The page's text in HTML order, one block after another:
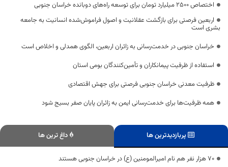
اختصاص 2500 میلیارد تومان برای توسعه راه‌های دوبانده خراسان جنوبی
اربعین فرصتی برای بازگشت عقلانیت و اصول فراموش‌شده انسانیت به جامعه
بشری است
خراسان جنوبی در خدمت‌رسانی به زائران اربعین، الگوی همدلی و اخلاص است
استفاده از ظرفیت پیمانکاران و تأمین‌کنندگان بومی استان
ظرفیت معدنی خراسان جنوبی فرصتی برای جهش اقتصادی
همه ظرفیت‌ها برای خدمت‌رسانی ایمن به زائران پایان صفر بسیج شود
پربازدیدترین ها داغ ترین ها
۷۰ هزار نفر هم نام امیرالمومنین (ع) در خراسان جنوبی هستند